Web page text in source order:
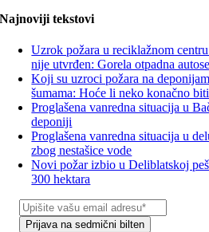
Najnoviji tekstovi
Uzrok požara u reciklažnom
nije utvrđen: Gorela otpadna
Koji su uzroci požara na
šumama: Hoće li neko konačno
Proglašena vanredna situacija u
deponiji
Proglašena vanredna situacija u
zbog nestašice vode
Novi požar izbio u Deliblatskoj
300 hektara
Prijava na sedmični bilten